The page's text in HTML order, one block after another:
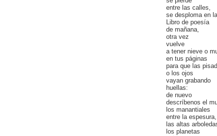
entre las calles,
se desploma en
Libro de poesía
de mañana,
otra vez
vuelve
a tener nieve o
en tus páginas
para que las
o los ojos
vayan grabando
huellas:
de nuevo
descríbenos el
los manantiales
entre la espesura,
las altas
los planetas